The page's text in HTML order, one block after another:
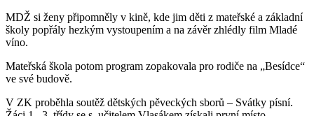
MDŽ si ženy připomněly v kině, kde jim děti z mateřské a základní
školy popřály hezkým vystoupením a na závěr zhlédly film Mladé
víno.
Mateřská škola potom program zopakovala pro rodiče na „Besídce“
ve své budově.
V ZK proběhla soutěž dětských pěveckých sborů – Svátky písní.